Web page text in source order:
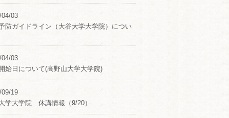
04/03
防ガイドライン（大谷大学大学院）につい
04/03
始日について(高野山大学大学院)
09/19
学大学院 休講情報（9/20）